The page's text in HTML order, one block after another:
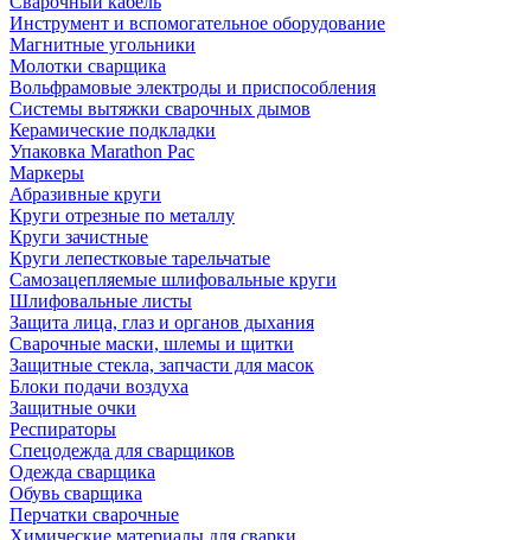
Инструмент и вспомогательное оборудование
Магнитные угольники
Молотки сварщика
Вольфрамовые электроды и приспособления
Системы вытяжки сварочных дымов
Керамические подкладки
Упаковка Marathon Pac
Маркеры
Абразивные круги
Круги отрезные по металлу
Круги зачистные
Круги лепестковые тарельчатые
Самозацепляемые шлифовальные круги
Шлифовальные листы
Защита лица, глаз и органов дыхания
Сварочные маски, шлемы и щитки
Защитные стекла, запчасти для масок
Блоки подачи воздуха
Защитные очки
Респираторы
Спецодежда для сварщиков
Одежда сварщика
Обувь сварщика
Перчатки сварочные
Химические материалы для сварки